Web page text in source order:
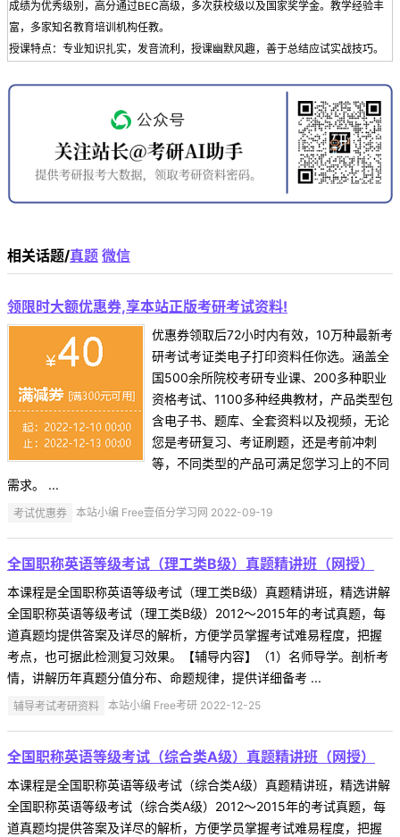
成绩为优秀级别，高分通过BEC高级，多次获校级以及国家奖学金。教学经验丰
富，多家知名教育培训机构任教。
授课特点：专业知识扎实，发音流利，授课幽默风趣，善于总结应试实战技巧。
相关话题/真题 微信
领限时大额优惠券,享本站正版考研考试资料!
优惠券领取后72小时内有效，10万种最新考
研考试考证类电子打印资料任你选。涵盖全
国500余所院校考研专业课、200多种职业
资格考试、1100多种经典教材，产品类型包
含电子书、题库、全套资料以及视频，无论
您是考研复习、考证刷题，还是考前冲刺
等，不同类型的产品可满足您学习上的不同
需求。 ...
考试优惠券 本站小编 Free壹佰分学习网 2022-09-19
全国职称英语等级考试（理工类B级）真题精讲班（网授）
本课程是全国职称英语等级考试（理工类B级）真题精讲班，精选讲解
全国职称英语等级考试（理工类B级）2012～2015年的考试真题，每
道真题均提供答案及详尽的解析，方便学员掌握考试难易程度，把握
考点，也可据此检测复习效果。【辅导内容】（1）名师导学。剖析考
情，讲解历年真题分值分布、命题规律，提供详细备考 ...
辅导考试考研资料 本站小编 Free考研 2022-12-25
全国职称英语等级考试（综合类A级）真题精讲班（网授）
本课程是全国职称英语等级考试（综合类A级）真题精讲班，精选讲解
全国职称英语等级考试（综合类A级）2012～2015年的考试真题，每
道真题均提供答案及详尽的解析，方便学员掌握考试难易程度，把握